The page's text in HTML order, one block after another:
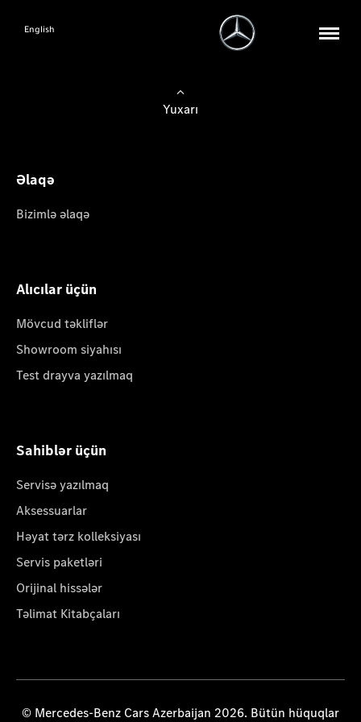
English
Yuxarı
Əlaqə
Bizimlə əlaqə
Alıcılar üçün
Mövcud təkliflər
Showroom siyahısı
Test drayva yazılmaq
Sahiblər üçün
Servisə yazılmaq
Aksessuarlar
Həyat tərz kolleksiyası
Servis paketləri
Orijinal hissələr
Təlimat Kitabçaları
© Mercedes-Benz Cars Azerbaijan 2026. Bütün hüquqlar